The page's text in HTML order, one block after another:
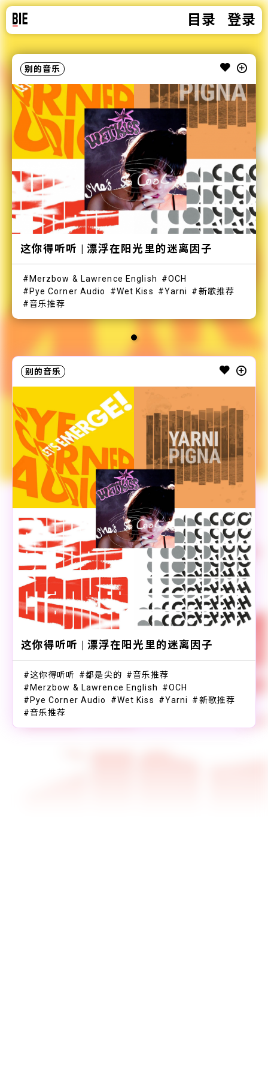
目录 登录
别的音乐
这你得听听 | 漂浮在阳光里的迷离因子
Merzbow & Lawrence English
OCH
Pye Corner Audio
Wet Kiss Yarni
新歌推荐
音乐推荐
别的音乐
这你得听听 | 漂浮在阳光里的迷离因子
这你得听听 都是尖的
音乐推荐
Merzbow & Lawrence English
OCH
Pye Corner Audio
Wet Kiss Yarni
新歌推荐
音乐推荐